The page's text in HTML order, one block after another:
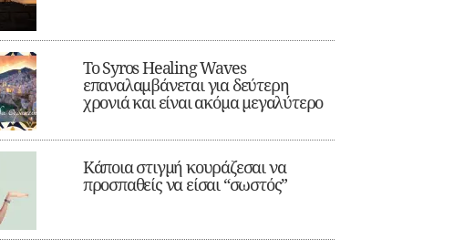
Το Syros Healing Waves
επαναλαμβάνεται για δεύτερη
χρονιά και είναι ακόμα μεγαλύτερο
Κάποια στιγμή κουράζεσαι να
προσπαθείς να είσαι “σωστός”